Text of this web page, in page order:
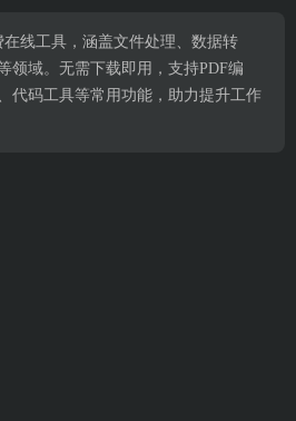
线工具，涵盖文件处理、数据转
领域。无需下载即用，支持PDF编
代码工具等常用功能，助力提升工作